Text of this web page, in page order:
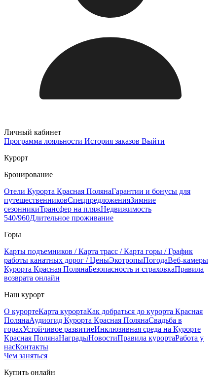
Личный кабинет
Программа лояльности История заказов Выйти
Курорт
Бронирование
Отели Курорта Красная ПолянаГарантии и бонусы для
путешественниковСпецпредложенияЗимние
сезонникиТрансфер на пляжНедвижимость
540/960Длительное проживание
Горы
Карты подъемников / Карта трасс / Карта горы / График
работы канатных дорог / ЦеныЭкотропыПогодаВеб-камеры
Курорта Красная ПолянаБезопасность и страховкаПравила
возврата онлайн
Наш курорт
О курортеКарта курортаКак добраться до курорта Красная
ПолянаАудиогид Курорта Красная ПолянаСвадьба в
горахУстойчивое развитиеИнклюзивная среда на Курорте
Красная ПолянаНаградыНовостиПравила курортаРабота у
насКонтакты
Чем заняться
Купить онлайн